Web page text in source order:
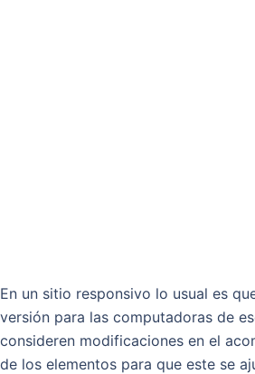
En un sitio responsivo lo usual es
versión para las computadoras de
consideren modificaciones en el
de los elementos para que este se